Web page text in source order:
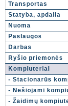
Transportas
Statyba, apdaila
Nuoma
Paslaugos
Darbas
Ryšio priemonės
Kompiuteriai
- Stacionarūs
- Nešiojami
- Žaidimų